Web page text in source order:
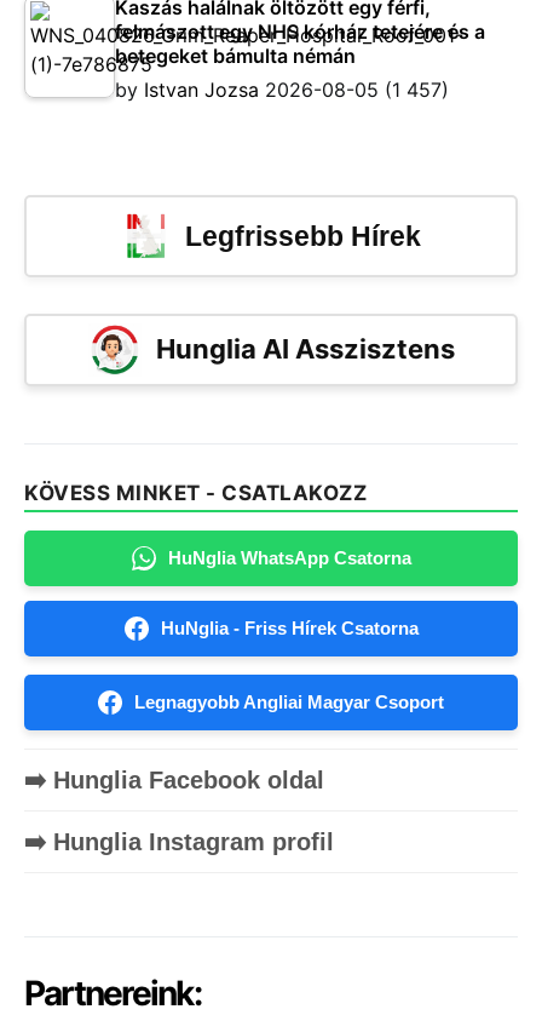
Kaszás halálnak öltözött egy férfi,
felmászott egy NHS kórház tetejére és a
betegeket bámulta némán
by Istvan Jozsa 2026-08-05 (1 457)
Legfrissebb Hírek
Hunglia AI Asszisztens
KÖVESS MINKET - CSATLAKOZZ
HuNglia WhatsApp Csatorna
HuNglia - Friss Hírek Csatorna
Legnagyobb Angliai Magyar Csoport
➡️ Hunglia Facebook oldal
➡️ Hunglia Instagram profil
Partnereink: